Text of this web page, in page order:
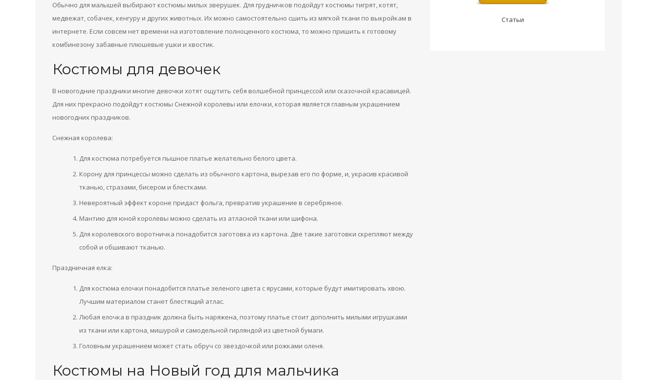
Обычно для малышей выбирают костюмы милых зверушек. Для грудничков подойдут костюмы тигрят, котят,
медвежат, собачек, кенгуру и других животных. Их можно самостоятельно сшить из мягкой ткани по выкройкам в
интернете. Если совсем нет времени на изготовление полноценного костюма, то можно пришить к готовому
комбинезону забавные плюшевые ушки и хвостик.
Костюмы для девочек
В новогодние праздники многие девочки хотят ощутить себя волшебной принцессой или сказочной красавицей.
Для них прекрасно подойдут костюмы Снежной королевы или елочки, которая является главным украшением
новогодних праздников.
Снежная королева:
Для костюма потребуется пышное платье желательно белого цвета.
Корону для принцессы можно сделать из обычного картона, вырезав его по форме, и, украсив красивой
тканью, стразами, бисером и блестками.
Невероятный эффект короне придаст фольга, превратив украшение в серебряное.
Мантию для юной королевы можно сделать из атласной ткани или шифона.
Для королевского воротничка понадобится заготовка из картона. Две такие заготовки скрепляют между
собой и обшивают тканью.
Праздничная елка:
Для костюма елочки понадобится платье зеленого цвета с ярусами, которые будут имитировать хвою.
Лучшим материалом станет блестящий атлас.
Любая елочка в праздник должна быть наряжена, поэтому платье стоит дополнить милыми игрушками
из ткани или картона, мишурой и самодельной гирляндой из цветной бумаги.
Головным украшением может стать обруч со звездочкой или рожками оленя.
Костюмы на Новый год для мальчика
Статьи